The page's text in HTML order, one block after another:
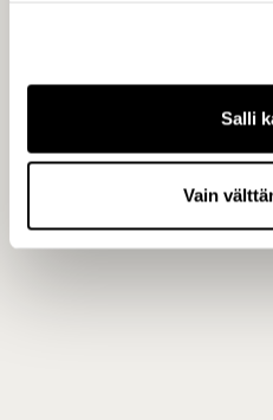
Salli
Vain
www.capman.com